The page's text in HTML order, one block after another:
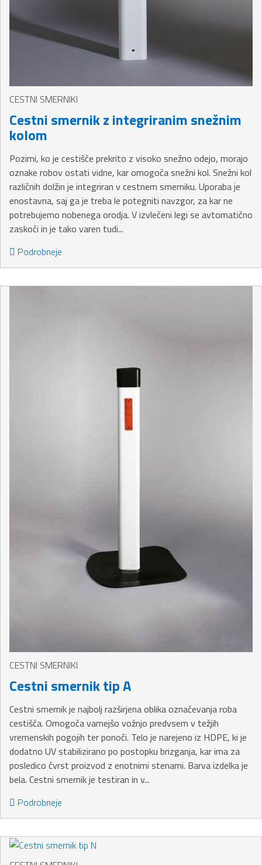
CESTNI SMERNIKI
Cestni smernik z integriranim snežnim
kolom
Pozimi, ko je cestišče prekrito z visoko snežno odejo, morajo
oznake robov ostati vidne, kar omogoča snežni kol. Snežni kol
različnih dolžin je integriran v cestnem smerniku. Uporaba je
enostavna, saj ga je treba le potegniti navzgor, za kar ne
potrebujemo nobenega orodja. V izvlečeni legi se avtomatično
zaskoči in je tako varen tudi...
Podrobneje
CESTNI SMERNIKI
Cestni smernik tip A
Cestni smernik je najbolj razširjena oblika označevanja roba
cestišča. Omogoča varnejšo vožnjo predvsem v težjih
vremenskih pogojih ter ponoči. Telo je narejeno iz HDPE, ki je
dodatno UV stabilizirano po postopku brizganja, kar ima za
posledico čvrst proizvod z enotnimi stenami. Barva izdelka je
bela. Cestni smernik je testiran in v...
Podrobneje